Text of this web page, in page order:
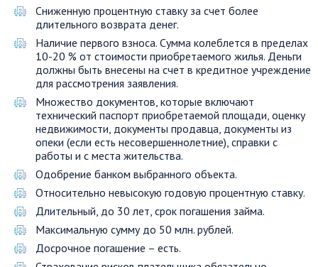
Сниженную процентную ставку за счет более
длительного возврата денег.
Наличие первого взноса. Сумма колеблется в пределах
10-20 % от стоимости приобретаемого жилья. Деньги
должны быть внесены на счет в кредитное учреждение
для рассмотрения заявления.
Множество документов, которые включают
технический паспорт приобретаемой площади, оценку
недвижимости, документы продавца, документы из
опеки (если есть несовершеннолетние), справки с
работы и с места жительства.
Одобрение банком выбранного объекта.
Относительно невысокую годовую процентную ставку.
Длительный, до 30 лет, срок погашения займа.
Максимальную сумму до 50 млн. рублей.
Досрочное погашение – есть.